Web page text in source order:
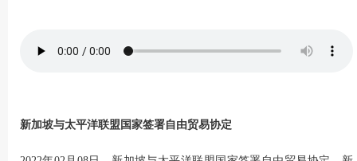
新加坡与太平洋联盟国家签署自由贸易协定